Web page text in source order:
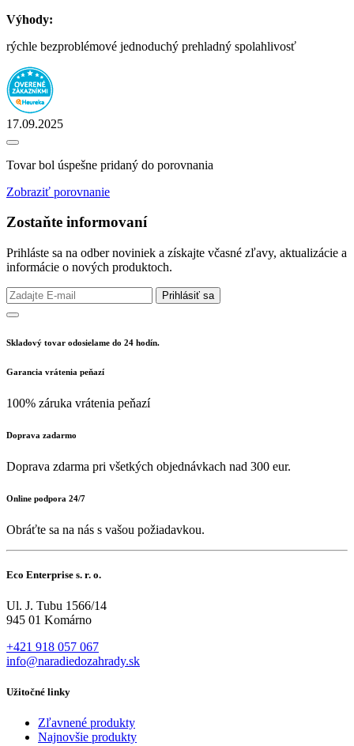
Výhody:
rýchle bezproblémové jednoduchý prehladný spolahlivosť
17.09.2025
Tovar bol úspešne pridaný do porovnania
Zobraziť porovnanie
Zostaňte informovaní
Prihláste sa na odber noviniek a získajte včasné zľavy, aktualizácie a
informácie o nových produktoch.
Prihlásiť sa
Skladový tovar odosielame do 24 hodín.
Garancia vrátenia peňazí
100% záruka vrátenia peňazí
Doprava zadarmo
Doprava zdarma pri všetkých objednávkach nad 300 eur.
Online podpora 24/7
Obráťte sa na nás s vašou požiadavkou.
Eco Enterprise s. r. o.
Ul. J. Tubu 1566/14
945 01 Komárno
+421 918 057 067
info@naradiedozahrady.sk
Užitočné linky
Zľavnené produkty
Najnovšie produkty